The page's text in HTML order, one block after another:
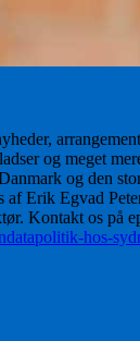
og meget
og den
af Erik Egvad
Kontakt os på
hos-